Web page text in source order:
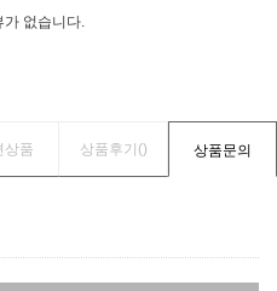
가 없습니다.
상품 상품후기() 상품문의